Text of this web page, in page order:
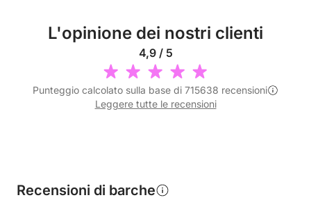
L'opinione dei nostri clienti
4,9 / 5
Punteggio calcolato sulla base di 715638 recensioni
Leggere tutte le recensioni
Recensioni di barche